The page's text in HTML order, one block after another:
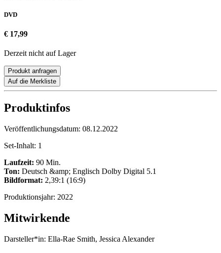
DVD
€ 17,99
Derzeit nicht auf Lager
Produkt anfragen
Auf die Merkliste
Produktinfos
Veröffentlichungsdatum: 08.12.2022
Set-Inhalt: 1
Laufzeit: 90 Min.
Ton: Deutsch &amp; Englisch Dolby Digital 5.1
Bildformat: 2,39:1 (16:9)
Produktionsjahr: 2022
Mitwirkende
Darsteller*in: Ella-Rae Smith, Jessica Alexander